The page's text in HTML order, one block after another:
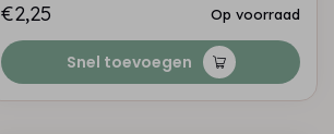
€2,25 Op voorraad
Snel toevoegen